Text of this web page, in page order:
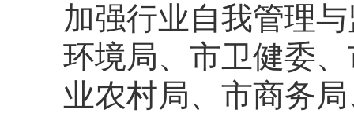
加强行业自我管理
环境局、市卫健委
业农村局、 市商务